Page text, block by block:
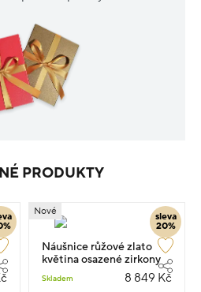
PRODUKTY
sleva
20%
Nové
Náušnice růžové zlato
květina osazené zirkony
Skladem 8 849 Kč